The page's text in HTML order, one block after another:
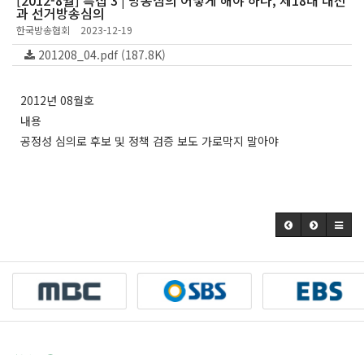
과 선거방송심의
한국방송협회 2023-12-19
201208_04.pdf (187.8K)
2012년 08월호
내용
공정성 심의로 후보 및 정책 검증 보도 가로막지 말아야